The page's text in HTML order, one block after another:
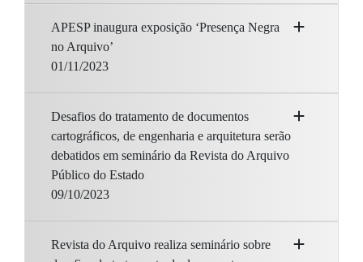
APESP inaugura exposição ‘Presença Negra
no Arquivo’
01/11/2023
Desafios do tratamento de documentos
cartográficos, de engenharia e arquitetura serão
debatidos em seminário da Revista do Arquivo
Público do Estado
09/10/2023
Revista do Arquivo realiza seminário sobre